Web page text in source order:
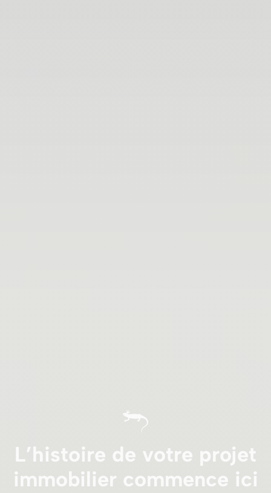
L’histoire de votre projet
immobilier commence ici